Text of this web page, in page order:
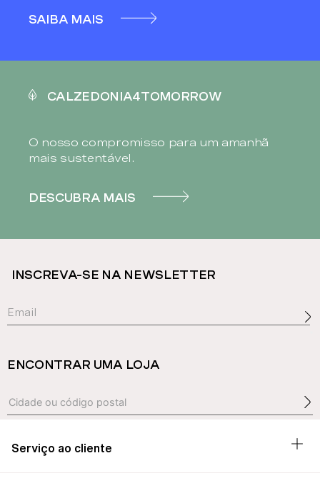
SAIBA MAIS
CALZEDONIA4TOMORROW
O nosso compromisso para um amanhã
mais sustentável.
DESCUBRA MAIS
INSCREVA-SE NA NEWSLETTER
ENCONTRAR UMA LOJA
Serviço ao cliente